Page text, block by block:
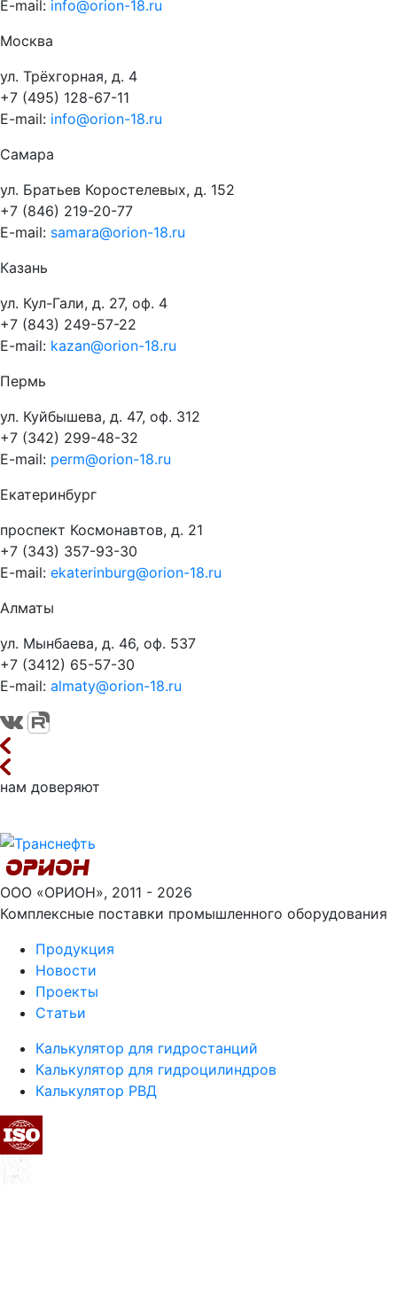
E-mail: info@orion-18.ru
Москва
ул. Трёхгорная, д. 4
+7 (495) 128-67-11
E-mail: info@orion-18.ru
Самара
ул. Братьев Коростелевых, д. 152
+7 (846) 219-20-77
E-mail: samara@orion-18.ru
Казань
ул. Кул-Гали, д. 27, оф. 4
+7 (843) 249-57-22
E-mail: kazan@orion-18.ru
Пермь
ул. Куйбышева, д. 47, оф. 312
+7 (342) 299-48-32
E-mail: perm@orion-18.ru
Екатеринбург
проспект Космонавтов, д. 21
+7 (343) 357-93-30
E-mail: ekaterinburg@orion-18.ru
Алматы
ул. Мынбаева, д. 46, оф. 537
+7 (3412) 65-57-30
E-mail: almaty@orion-18.ru
нам доверяют
ООО «ОРИОН», 2011 - 2026
Комплексные поставки промышленного оборудования
Продукция
Новости
Проекты
Статьи
Калькулятор для гидростанций
Калькулятор для гидроцилиндров
Калькулятор РВД